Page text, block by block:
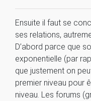
Ensuite il faut se
ses relations,
D’abord parce que
exponentielle (par
que justement on
premier niveau pour
niveau. Les forums